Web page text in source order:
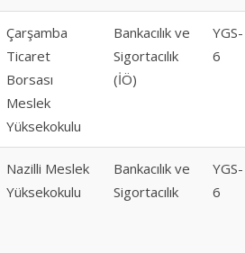
Çarşamba
Ticaret
Borsası
Meslek
Yüksekokulu
Bankacılık ve
Sigortacılık
(İÖ)
YGS-
6
Nazilli Meslek
Yüksekokulu
Bankacılık ve
Sigortacılık
YGS-
6